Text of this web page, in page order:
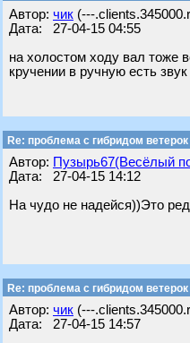
Автор: чик (---
Дата: 27-04-15 04:55
на холостом ходу вал тоже
кручении в ручную есть
Re: проблема с гибридом ветерок
Автор: Пузырь67(Весёлый
Дата: 27-04-15 14:12
На чудо не надейся))Это
Re: проблема с гибридом ветерок
Автор: чик (---
Дата: 27-04-15 14:57